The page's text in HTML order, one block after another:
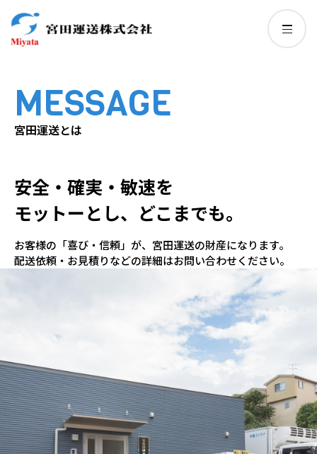
MESSAGE
宮田運送とは
安全・確実・敏速を
モットーとし、どこまでも。
お客様の「喜び・信頼」が、宮田運送の財産になります。
配送依頼・お見積りなどの詳細はお問い合わせください。